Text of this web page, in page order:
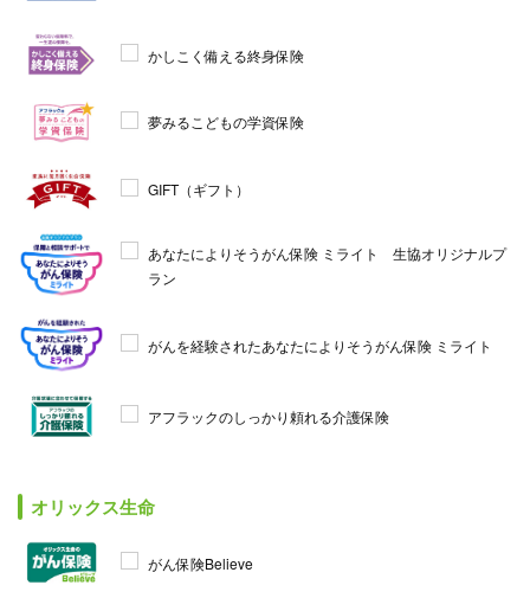
かしこく備える終身保険
夢みるこどもの学資保険
GIFT（ギフト）
あなたによりそうがん保険 ミライト 生協オリジナルプ
ラン
がんを経験されたあなたによりそうがん保険 ミライト
アフラックのしっかり頼れる介護保険
オリックス生命
がん保険Believe